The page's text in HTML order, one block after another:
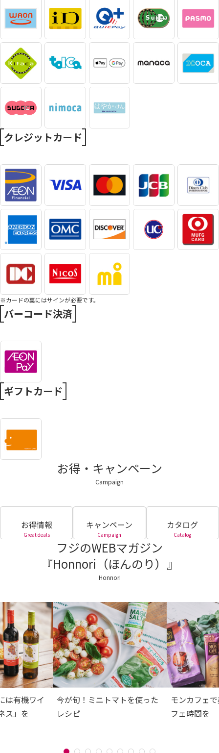
クレジットカード
※カードの裏にはサインが必要です。
バーコード決済
ギフトカード
お得・キャンペーン
Campaign
お得情報
Great deals
キャンペーン
Campaign
カタログ
Catalog
フジのWEBマガジン
『Honnori（ほんのり）』
Honnori
は有機ワイ
ス」を
今が旬！ミニトマトを使った
レシピ
モンカフェ
フェ時間を